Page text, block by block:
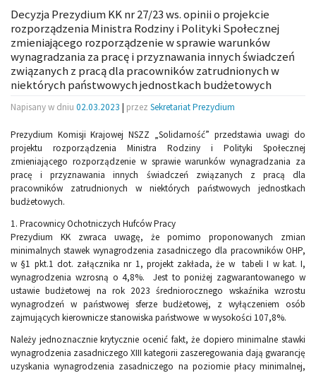
Decyzja Prezydium KK nr 27/23 ws. opinii o projekcie
rozporządzenia Ministra Rodziny i Polityki Społecznej
zmieniającego rozporządzenie w sprawie warunków
wynagradzania za pracę i przyznawania innych świadczeń
związanych z pracą dla pracowników zatrudnionych w
niektórych państwowych jednostkach budżetowych
Napisany w dniu 02.03.2023 przez Sekretariat Prezydium
Prezydium Komisji Krajowej NSZZ „Solidarność” przedstawia uwagi do
projektu rozporządzenia Ministra Rodziny i Polityki Społecznej
zmieniającego rozporządzenie w sprawie warunków wynagradzania za
pracę i przyznawania innych świadczeń związanych z pracą dla
pracowników zatrudnionych w niektórych państwowych jednostkach
budżetowych.
1. Pracownicy Ochotniczych Hufców Pracy
Prezydium KK zwraca uwagę, że pomimo proponowanych zmian
minimalnych stawek wynagrodzenia zasadniczego dla pracowników OHP,
w §1 pkt.1 dot. załącznika nr 1, projekt zakłada, że w tabeli I w kat. I,
wynagrodzenia wzrosną o 4,8%. Jest to poniżej zagwarantowanego w
ustawie budżetowej na rok 2023 średniorocznego wskaźnika wzrostu
wynagrodzeń w państwowej sferze budżetowej, z wyłączeniem osób
zajmujących kierownicze stanowiska państwowe w wysokości 107,8%.
Należy jednoznacznie krytycznie ocenić fakt, że dopiero minimalne stawki
wynagrodzenia zasadniczego XIII kategorii zaszeregowania dają gwarancję
uzyskania wynagrodzenia zasadniczego na poziomie płacy minimalnej,